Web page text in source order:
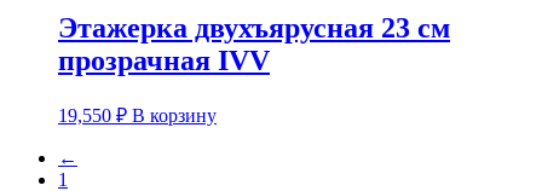
Этажерка двухъярусная 23 см
прозрачная IVV
19,550 ₽ В корзину
←
1